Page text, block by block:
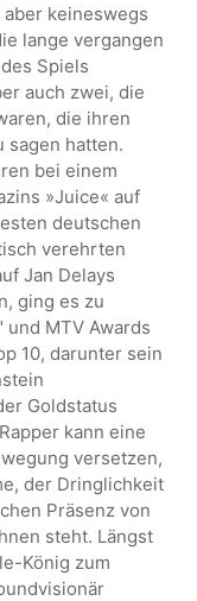
keineswegs
lange vergangen
Spiels
auch zwei, die
die ihren
sagen hatten.
bei einem
»Juice« auf
deutschen
verehrten
Jan Delays
ging es zu
MTV Awards
10, darunter sein
Goldstatus
kann eine
versetzen,
der Dringlichkeit
Präsenz von
steht. Längst
König zum